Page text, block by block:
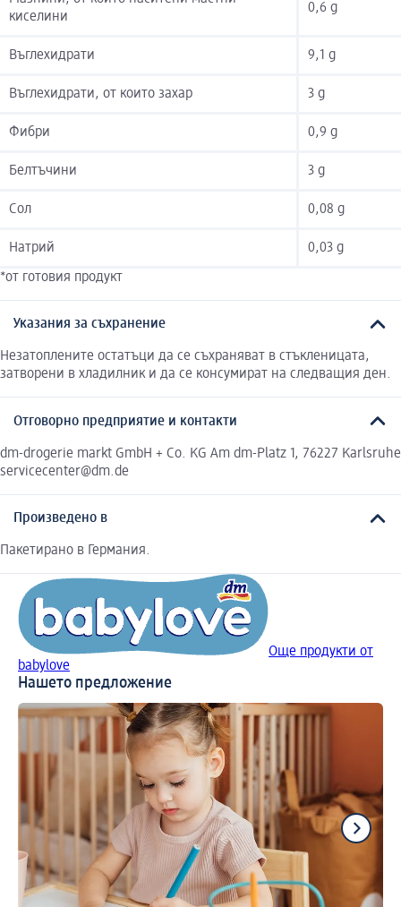
киселини
0,6 g
Въглехидрати 9,1 g
Въглехидрати, от които захар 3 g
Фибри 0,9 g
Белтъчини 3 g
Сол 0,08 g
Натрий 0,03 g
*от готовия продукт
Указания за съхранение
Незатоплените остатъци да се съхраняват в стъкленицата,
затворени в хладилник и да се консумират на следващия ден.
Отговорно предприятие и контакти
dm-drogerie markt GmbH + Co. KG Am dm-Platz 1, 76227 Karlsruhe
servicecenter@dm.de
Произведено в
Пакетирано в Германия.
Още продукти от
babylove
Нашето предложение